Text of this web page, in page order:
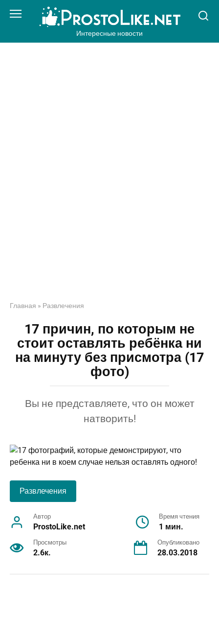
Интересные новости
Главная » Развлечения
17 причин, по которым не
стоит оставлять ребёнка ни
на минуту без присмотра (17
фото)
Вы не представляете, что он может
натворить!
Развлечения
Автор
ProstoLike.net
Время чтения
1 мин.
Просмотры
2.6к.
Опубликовано
28.03.2018